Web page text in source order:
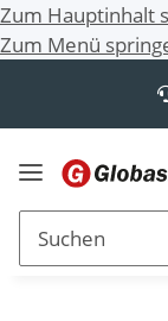
Zum Hauptinhalt
Zum Menü